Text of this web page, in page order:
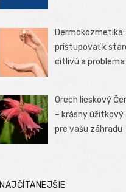
pristupovať k
citlivú a
Orech lieskový
– krásny
pre vašu záhradu
NAJČÍTANEJŠIE